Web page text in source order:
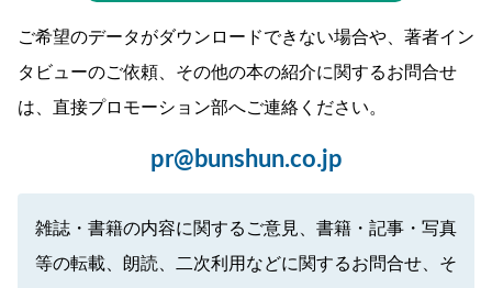
ご希望のデータがダウンロードできない場合や、著者イン
タビューのご依頼、その他の本の紹介に関するお問合せ
は、直接プロモーション部へご連絡ください。
pr@bunshun.co.jp
雑誌・書籍の内容に関するご意見、書籍・記事・写真
等の転載、朗読、二次利用などに関するお問合せ、そ